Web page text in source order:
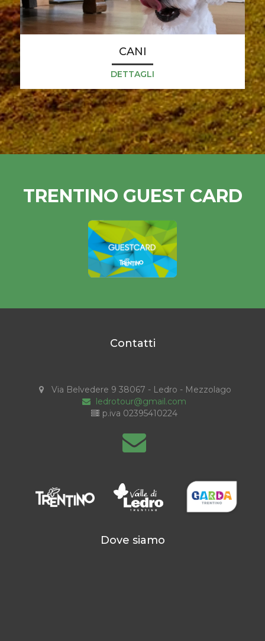
CANI
DETTAGLI
TRENTINO GUEST CARD
Contatti
Via Belvedere 9 38067 - Ledro - Mezzolago
ledrotour@gmail.com
p.iva 02395410224
Dove siamo